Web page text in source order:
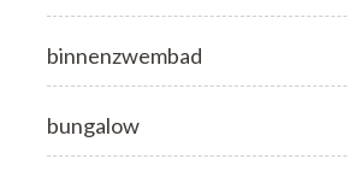
binnenzwembad
bungalow